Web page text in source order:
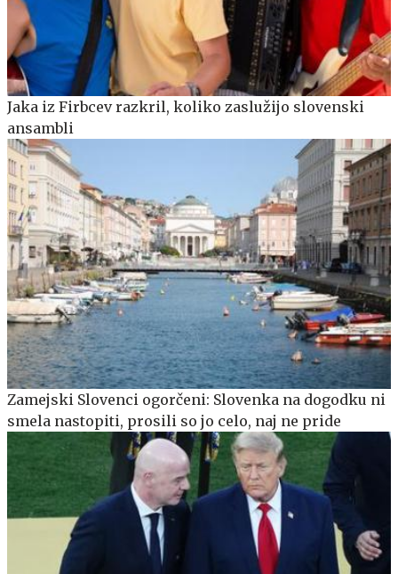
Jaka iz Firbcev razkril, koliko zaslužijo slovenski
ansambli
Zamejski Slovenci ogorčeni: Slovenka na dogodku ni
smela nastopiti, prosili so jo celo, naj ne pride